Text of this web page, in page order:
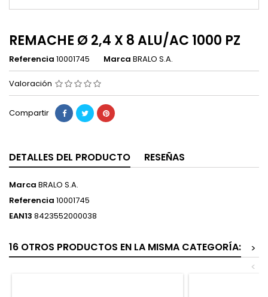
REMACHE Ø 2,4 X 8 ALU/AC 1000 PZ
Referencia 10001745 Marca BRALO S.A.
Valoración
Compartir
DETALLES DEL PRODUCTO RESEÑAS
Marca BRALO S.A.
Referencia 10001745
EAN13 8423552000038
16 OTROS PRODUCTOS EN LA MISMA CATEGORÍA:
>
<